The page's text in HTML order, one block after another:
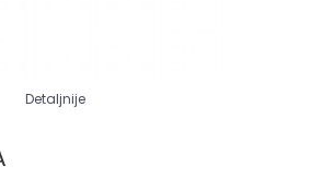
Detaljnije